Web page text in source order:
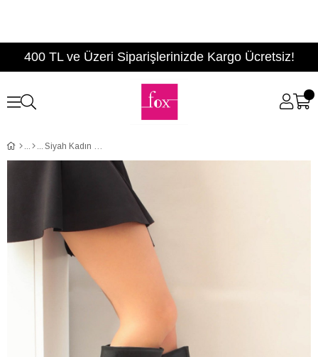
400 TL ve Üzeri Siparişlerinizde Kargo Ücretsiz!
Siyah Kadın Çizme A654252709